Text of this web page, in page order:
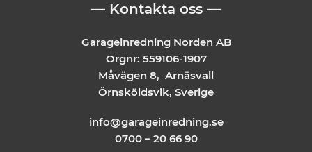
— Kontakta oss —
Garageinredning Norden AB
Orgnr: 559106-1907
Måvägen 8, Arnäsvall
Örnsköldsvik, Sverige
info@garageinredning.se
0700 – 20 66 90